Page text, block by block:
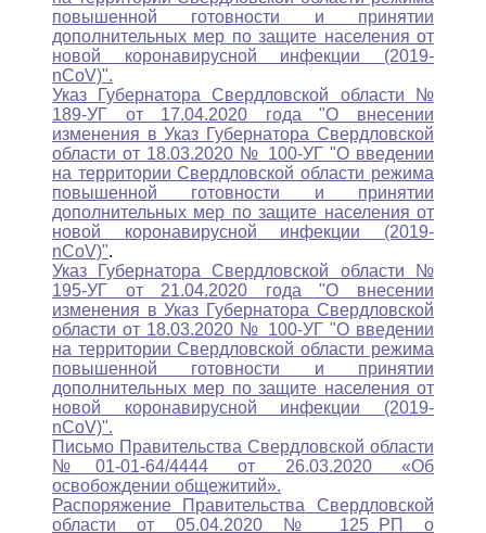
повышенной готовности и принятии
дополнительных мер по защите населения от
новой коронавирусной инфекции (2019-
nCoV)".
Указ Губернатора Свердловской области №
189-УГ от 17.04.2020 года "О внесении
изменения в Указ Губернатора Свердловской
области от 18.03.2020 № 100-УГ "О введении
на территории Свердловской области режима
повышенной готовности и принятии
дополнительных мер по защите населения от
новой коронавирусной инфекции (2019-
nCoV)".
Указ Губернатора Свердловской области №
195-УГ от 21.04.2020 года "О внесении
изменения в Указ Губернатора Свердловской
области от 18.03.2020 № 100-УГ "О введении
на территории Свердловской области режима
повышенной готовности и принятии
дополнительных мер по защите населения от
новой коронавирусной инфекции (2019-
nCoV)".
Письмо Правительства Свердловской области
№01-01-64/4444 от 26.03.2020 «Об
освобождении общежитий».
Распоряжение Правительства Свердловской
области от 05.04.2020 № 125_РП о